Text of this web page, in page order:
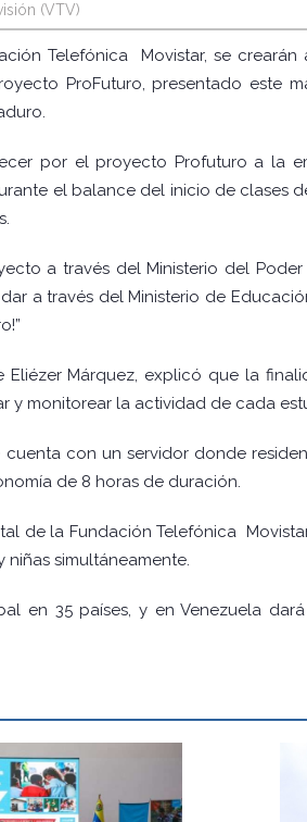
(VTV)
Telefónica Movistar, se
ProFuturo, presentado este
por el proyecto Profuturo a la
el balance del inicio de clases
a través del Ministerio del
a través del Ministerio de
Márquez, explicó que la
y monitorear la actividad de cada
con un servidor donde
de 8 horas de duración.
de la Fundación Telefónica
niñas simultáneamente.
en 35 países, y en Venezuela